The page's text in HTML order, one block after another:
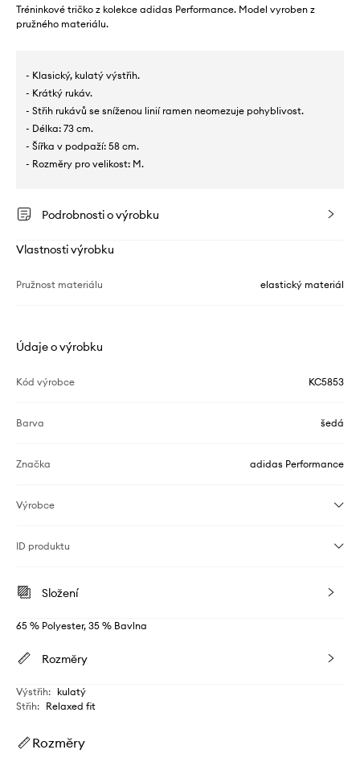
Tréninkové tričko z kolekce adidas Performance. Model vyroben z
pružného materiálu.
- Klasický, kulatý výstřih.
- Krátký rukáv.
- Střih rukávů se sníženou linií ramen neomezuje pohyblivost.
- Délka: 73 cm.
- Šířka v podpaží: 58 cm.
- Rozměry pro velikost: M.
Podrobnosti o výrobku
Vlastnosti výrobku
Pružnost materiálu elastický materiál
Údaje o výrobku
Kód výrobce KC5853
Barva šedá
Značka adidas Performance
Výrobce
ID produktu
Složení
65 % Polyester, 35 % Bavlna
Rozměry
Výstřih: kulatý
Střih: Relaxed fit
Rozměry